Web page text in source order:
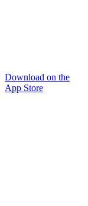
Download on the
App Store